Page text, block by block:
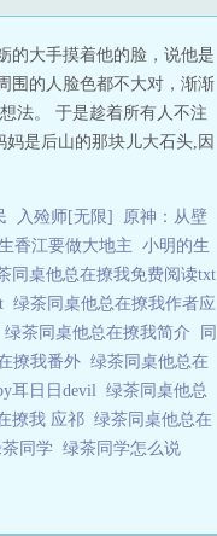
的大手摸着他的脸，说他是
围的人脸色都不大对，渐渐
法。 于是趁着所有人不注
是后山的那块儿大石头,因
入殓师[无限]
原神：从壁
香江要做大地主 小明的生
同桌他总在撩我免费阅读txt
绿茶同桌他总在撩我作者应
绿茶同桌他总在撩我简介
同
撩我番外 绿茶同桌他总在
耳日日devil 绿茶同桌他总
撩我 应祁 绿茶同桌他总在
同学 绿茶同学怎么说